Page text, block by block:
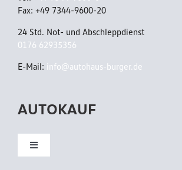
Fax: +49 7344-9600-20
24 Std. Not- und Abschleppdienst
0176 62935356
E-Mail: info@autohaus-burger.de
AUTOKAUF
Toggle